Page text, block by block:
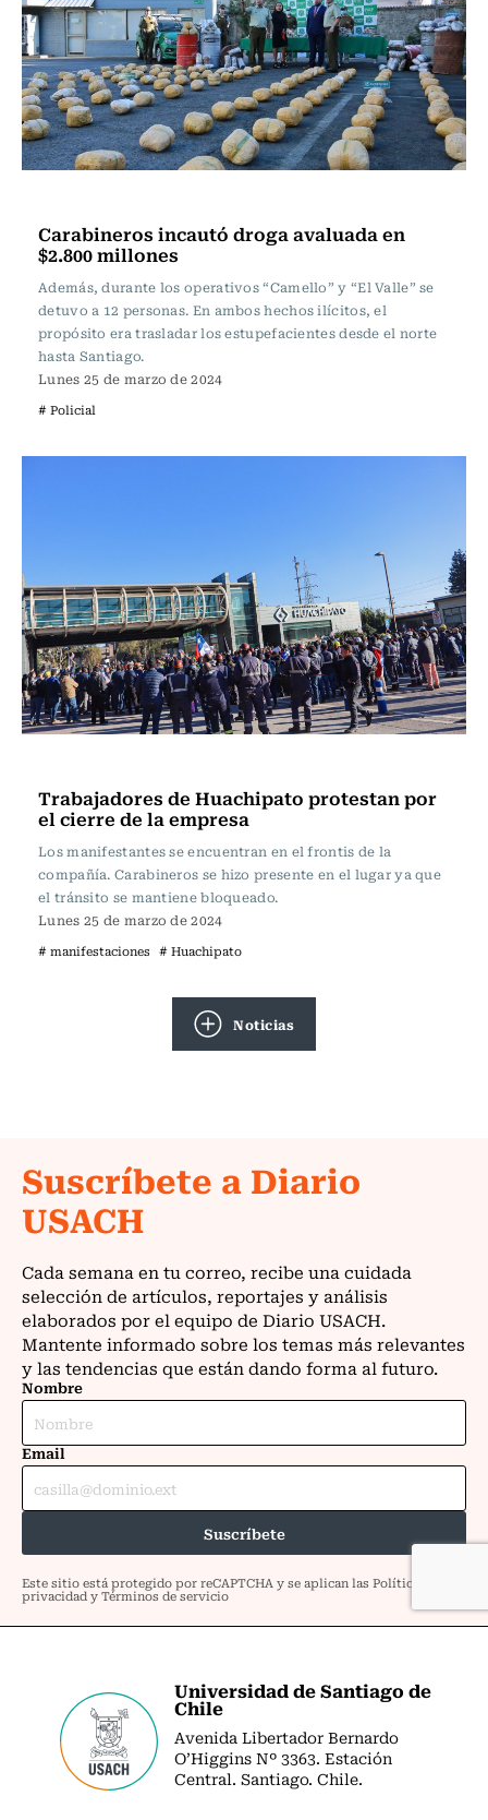
Carabineros incautó droga avaluada en
$2.800 millones
Además, durante los operativos “Camello” y “El Valle” se
detuvo a 12 personas. En ambos hechos ilícitos, el
propósito era trasladar los estupefacientes desde el norte
hasta Santiago.
Lunes 25 de marzo de 2024
# Policial
Trabajadores de Huachipato protestan por
el cierre de la empresa
Los manifestantes se encuentran en el frontis de la
compañía. Carabineros se hizo presente en el lugar ya que
el tránsito se mantiene bloqueado.
Lunes 25 de marzo de 2024
# manifestaciones # Huachipato
Noticias
Universidad de Santiago de
Chile
Avenida Libertador Bernardo
O’Higgins Nº 3363. Estación
Central. Santiago. Chile.